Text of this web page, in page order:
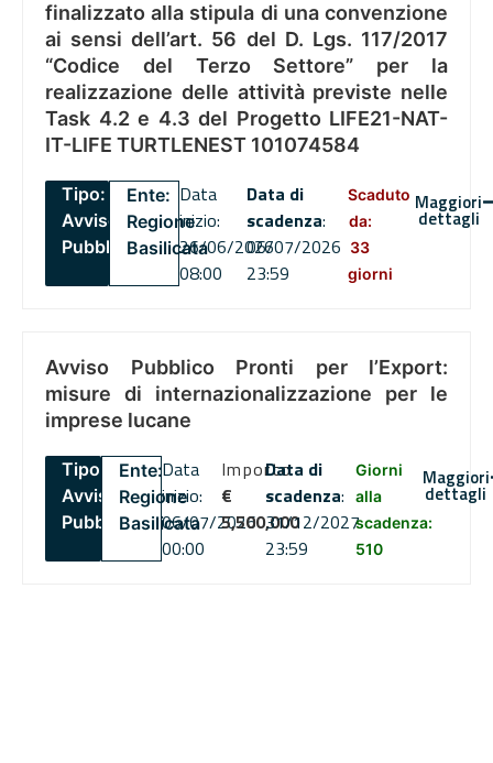
finalizzato alla stipula di una convenzione
ai sensi dell’art. 56 del D. Lgs. 117/2017
“Codice del Terzo Settore” per la
realizzazione delle attività previste nelle
Task 4.2 e 4.3 del Progetto LIFE21-NAT-
IT-LIFE TURTLENEST 101074584
Tipo:
Avviso
Pubblico
Ente:
Regione
Basilicata
Data
inizio:
26/06/2026
08:00
Data di
scadenza:
06/07/2026
23:59
Scaduto
da:
33
giorni
Maggiori
dettagli
Avviso Pubblico Pronti per l’Export:
misure di internazionalizzazione per le
imprese lucane
Tipo:
Avviso
Pubblico
Ente:
Regione
Basilicata
Data
inizio:
06/07/2026
00:00
Importo
€
5,500,000
Data di
scadenza:
31/12/2027
23:59
Giorni
alla
scadenza:
510
Maggiori
dettagli